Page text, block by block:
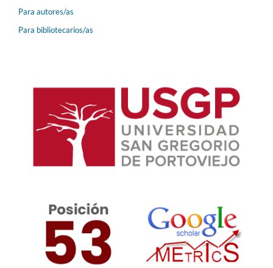
Para autores/as
Para bibliotecarios/as